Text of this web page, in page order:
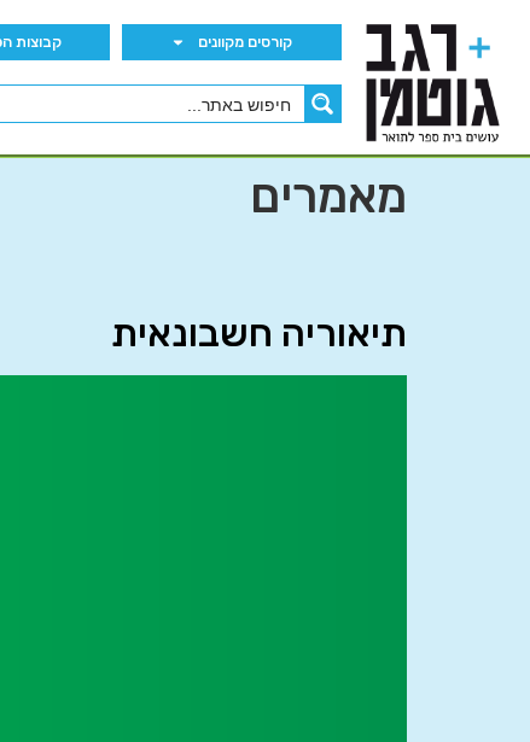
קורסים מקוונים קבוצות הWhatsApp
מאמרים
תיאוריה חשבונאית